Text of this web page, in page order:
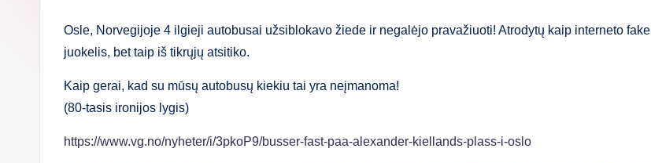
Osle, Norvegijoje 4 ilgieji autobusai užsiblokavo žiede ir negalėjo pravažiuoti! Atrodytų kaip interneto fake
juokelis, bet taip iš tikrųjų atsitiko.
Kaip gerai, kad su mūsų autobusų kiekiu tai yra neįmanoma!
(80-tasis ironijos lygis)
https://www.vg.no/nyheter/i/3pkoP9/busser-fast-paa-alexander-kiellands-plass-i-oslo